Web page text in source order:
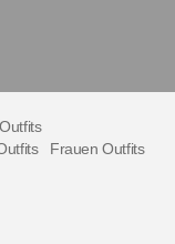
Frauen Outfits